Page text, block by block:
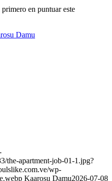
en puntuar este
Damu
the-apartment-job-01-1.jpg?
wp-
Kaarosu Damu2026-07-08